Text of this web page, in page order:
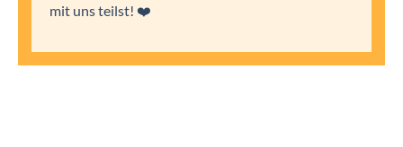
mit uns teilst! ❤️